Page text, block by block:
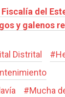
del
y galenos
Distrital #
#Mucha